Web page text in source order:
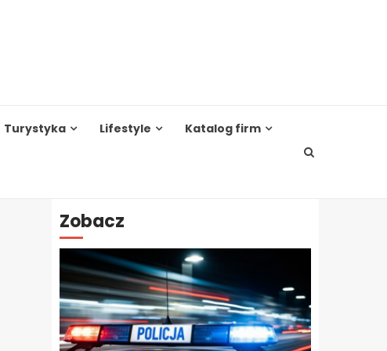
Turystyka Lifestyle Katalog firm
Zobacz